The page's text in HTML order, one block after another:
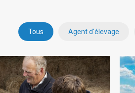
Tous Agent d'élevage